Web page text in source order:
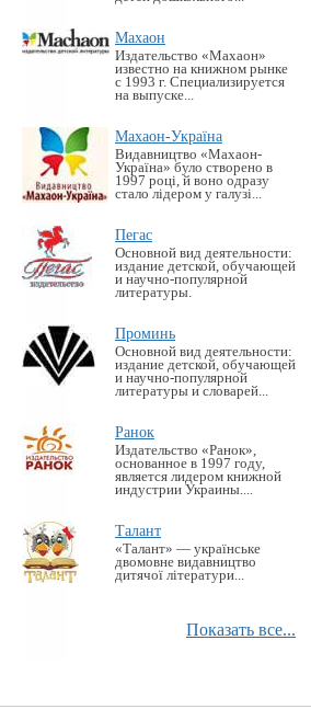
Махаон
Издательство «Махаон»
известно на книжном рынке
с 1993 г. Специализируется
на выпуске...
Махаон-Україна
Видавництво «Махаон-
Україна» було створено в
1997 році, й воно одразу
стало лідером у галузі...
Пегас
Основной вид деятельности:
издание детской, обучающей
и научно-популярной
литературы.
Проминь
Основной вид деятельности:
издание детской, обучающей
и научно-популярной
литературы и словарей...
Ранок
Издательство «Ранок»,
основанное в 1997 году,
является лидером книжной
индустрии Украины....
Талант
«Талант» — українське
двомовне видавництво
дитячої літератури...
Показать все...